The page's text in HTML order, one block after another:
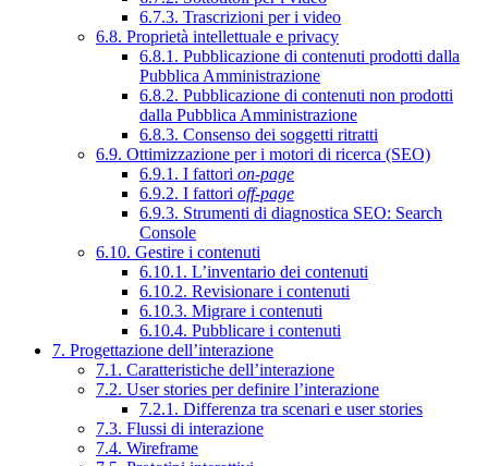
6.7.3. Trascrizioni per i video
6.8. Proprietà intellettuale e privacy
6.8.1. Pubblicazione di contenuti prodotti dalla
Pubblica Amministrazione
6.8.2. Pubblicazione di contenuti non prodotti
dalla Pubblica Amministrazione
6.8.3. Consenso dei soggetti ritratti
6.9. Ottimizzazione per i motori di ricerca (SEO)
6.9.1. I fattori on-page
6.9.2. I fattori off-page
6.9.3. Strumenti di diagnostica SEO: Search
Console
6.10. Gestire i contenuti
6.10.1. L’inventario dei contenuti
6.10.2. Revisionare i contenuti
6.10.3. Migrare i contenuti
6.10.4. Pubblicare i contenuti
7. Progettazione dell’interazione
7.1. Caratteristiche dell’interazione
7.2. User stories per definire l’interazione
7.2.1. Differenza tra scenari e user stories
7.3. Flussi di interazione
7.4. Wireframe